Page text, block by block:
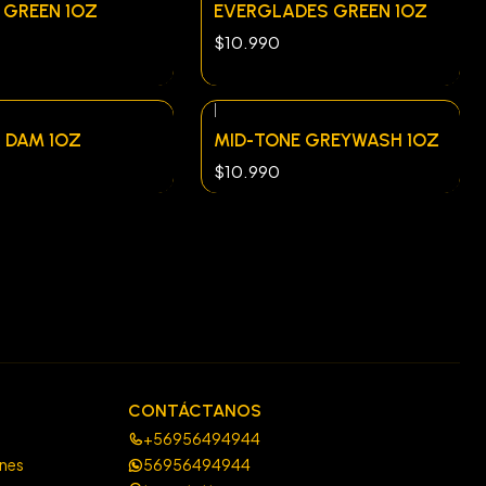
1OZ EVERGLADES GREEN 1OZ
$10.990
DAM 1OZ MID-TONE GREYWASH 1OZ
$10.990
CONTÁCTANOS
+56956494944
56956494944